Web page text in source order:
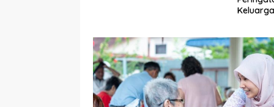
Lebih